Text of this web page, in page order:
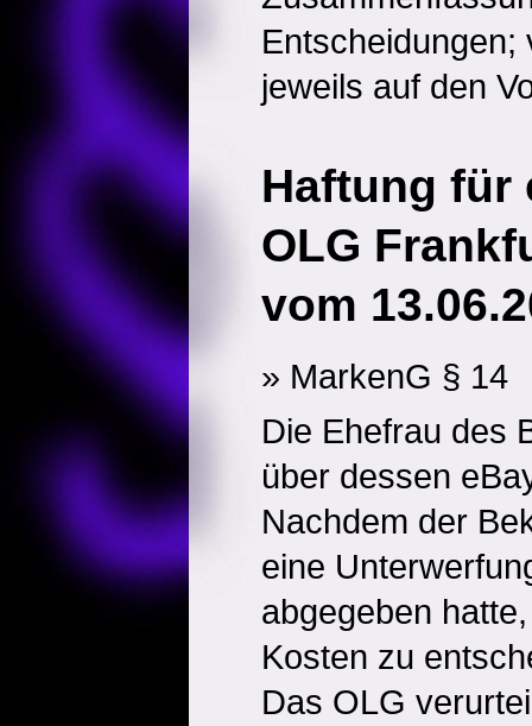
Entscheidungen;
jeweils auf den
Haftung für
OLG
vom
» MarkenG § 14
Die Ehefrau des
über dessen
Nachdem der
eine
abgegeben
Kosten zu
Das OLG